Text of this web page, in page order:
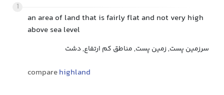
1
an area of land that is fairly flat and not very high
above sea level
سرزمین پست, زمین پست, مناطق کم ارتفاع, دشت
comparehighland